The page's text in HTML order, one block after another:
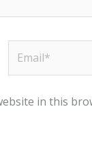
in this